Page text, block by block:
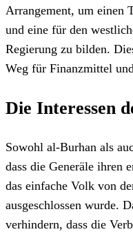
Arrangement, um einen
und eine für den
Regierung zu bilden.
Weg für Finanzmittel
Die Interessen
Sowohl al-Burhan als
dass die Generäle ihren
das einfache Volk von
ausgeschlossen wurde.
verhindern, dass die